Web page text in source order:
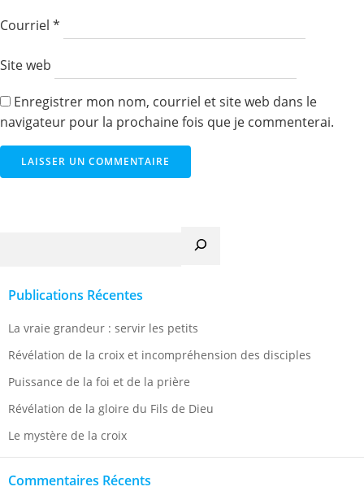
Courriel *
Site web
Enregistrer mon nom, courriel et site web dans le
navigateur pour la prochaine fois que je commenterai.
Publications Récentes
La vraie grandeur : servir les petits
Révélation de la croix et incompréhension des disciples
Puissance de la foi et de la prière
Révélation de la gloire du Fils de Dieu
Le mystère de la croix
Commentaires Récents